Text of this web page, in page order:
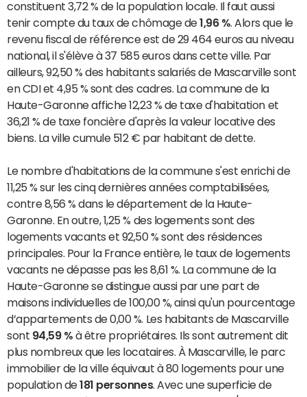
constituent 3,72 % de la population locale. Il faut aussi
tenir compte du taux de chômage de1,96 %. Alors que le
revenu fiscal de référence est de 29 464 euros au niveau
national, il s'élève à 37 585 euros dans cette ville. Par
ailleurs, 92,50 % des habitants salariés de Mascarville sont
en CDI et 4,95 % sont des cadres. La commune de la
Haute-Garonne affiche 12,23 % de taxe d'habitation et
36,21 % de taxe foncière d'après la valeur locative des
biens. La ville cumule 512 € par habitant de dette.
Le nombre d'habitations de la commune s'est enrichi de
11,25 % sur les cinq dernières années comptabilisées,
contre 8,56 % dans le département de la Haute-
Garonne. En outre, 1,25 % des logements sont des
logements vacants et 92,50 % sont des résidences
principales. Pour la France entière, le taux de logements
vacants ne dépasse pas les 8,61 %. La commune de la
Haute-Garonne se distingue aussi par une part de
maisons individuelles de 100,00 %, ainsi qu'un pourcentage
d’appartements de 0,00 %. Les habitants de Mascarville
sont 94,59 % à être propriétaires. Ils sont autrement dit
plus nombreux que les locataires. À Mascarville, le parc
immobilier de la ville équivaut à 80 logements pour une
population de181 personnes. Avec une superficie de